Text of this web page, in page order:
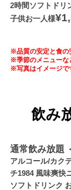
2時間ソフトドリ
子供お一人様
※品質の安定と食の
※季節のメニューな
※写真はイメージで
飲み
通常飲み放題
アルコール/カク
チ1984 風味爽快
ソフトドリンク